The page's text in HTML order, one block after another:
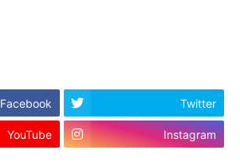
Facebook Twitter
YouTube Instagram